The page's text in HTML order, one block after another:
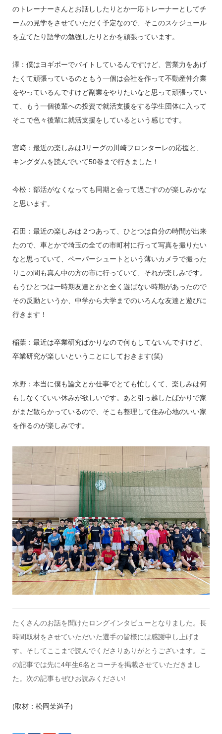
のトレーナーさんとお話ししたりとか一応トレーナーとしてチ
ームの見学をさせていただく予定なので、そこのスケジュール
を立てたり語学の勉強したりとかを頑張っています。
澤：僕はヨギボーでバイトしているんですけど、営業力をあげ
たくて頑張っているのともう一個は会社を作って不動産仲介業
をやっているんですけど副業をやりたいなと思って頑張ってい
て、もう一個後輩への投資で就活支援をする学生団体に入って
そこで色々後輩に就活支援をしているという感じです。
宮﨑：最近の楽しみはJリーグの川崎フロンターレの応援と、
キングダムを読んでいて50巻まで行きました！
今松：部活がなくなっても同期と会って過ごすのが楽しみかな
と思います。
石田：最近の楽しみは２つあって、ひとつは自分の時間が出来
たので、車とかで埼玉の全ての市町村に行って写真を撮りたい
なと思っていて、ペーパーシュートという薄いカメラで撮った
りこの間も真ん中の方の市に行っていて、それが楽しみです。
もうひとつは一時期友達とかと全く遊ばない時期があったので
その反動というか、中学から大学までのいろんな友達と遊びに
行きます！
稲葉：最近は卒業研究ばかりなので何もしてないんですけど、
卒業研究が楽しいということにしておきます(笑)
水野：本当に僕も論文とか仕事でとても忙しくて、楽しみは何
もしなくていい休みが欲しいです。あと引っ越したばかりで家
がまだ散らかっているので、そこも整理して住み心地のいい家
を作るのが楽しみです。
たくさんのお話を聞けたロングインタビューとなりました。長
時間取材をさせていただいた選手の皆様には感謝申し上げま
す。そしてここまで読んでくださりありがとうございます。こ
の記事では先に4年生6名とコーチを掲載させていただきまし
た。次の記事もぜひお読みください!
(取材：松岡茉満子)